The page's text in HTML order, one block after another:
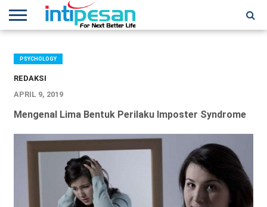
NEWS
CONFERENCES
TRAINING
IPSHOW
EVENT
IP
NETWORK
MORE
PSYCHOLOGY
REDAKSI
APRIL 9, 2019
Mengenal Lima Bentuk Perilaku Imposter Syndrome